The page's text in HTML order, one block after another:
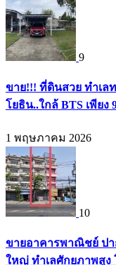
9
ขาย!!! ที่ดินสวย ทำเล
โยธิน..ใกล้ BTS เพียง
1 พฤษภาคม 2026
10
ขายอาคารพาณิชย์ ป
ใหญ่ ทำเลศักยภาพสูง